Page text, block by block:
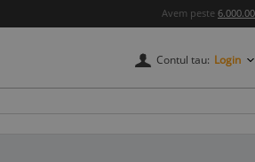
Avem peste
Contul tau: Login